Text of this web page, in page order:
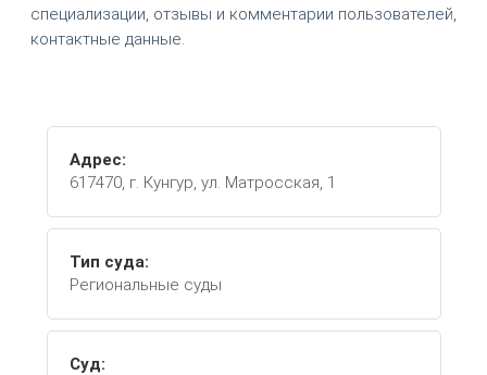
специализации, отзывы и комментарии пользователей,
контактные данные.
Адрес:
617470, г. Кунгур, ул. Матросская, 1
Тип суда:
Региональные суды
Суд: